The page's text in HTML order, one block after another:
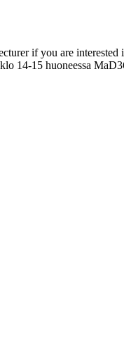
if you are interested
14-15 huoneessa